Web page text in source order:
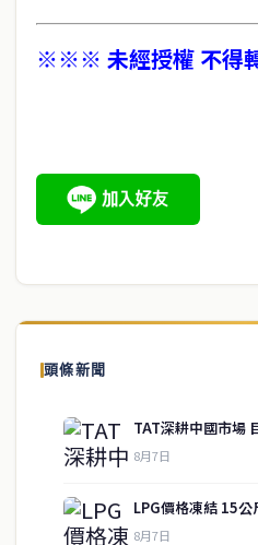
※※※ 未經授權 不
頭條新聞
TAT深耕中國市場
8月7日
LPG價格凍結 15
8月7日